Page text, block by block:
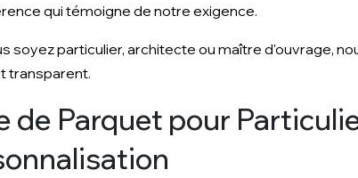
qui témoigne de notre exigence.
soyez particulier, architecte ou maître d'ouvrage,
transparent.
de Parquet pour